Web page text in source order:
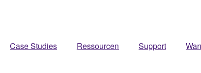
Case Studies Ressourcen Support